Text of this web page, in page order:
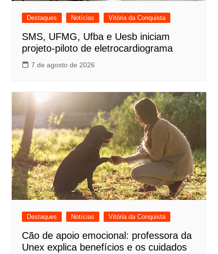
Destaques Notícias Vitória da Conquista
SMS, UFMG, Ufba e Uesb iniciam
projeto-piloto de eletrocardiograma
7 de agosto de 2026
Destaques Notícias Vitória da Conquista
Cão de apoio emocional: professora da
Unex explica benefícios e os cuidados